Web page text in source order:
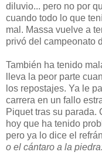
diluvio... pero no por
cuando todo lo que
mal. Massa vuelve a
privó del campeonato
También ha tenido
lleva la peor parte
los repostajes. Ya le
carrera en un fallo
Piquet tras su parada.
hoy que ha tenido
pero ya lo dice el
o el cántaro a la